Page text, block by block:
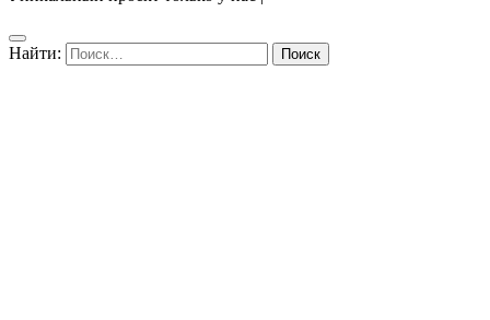
Найти: